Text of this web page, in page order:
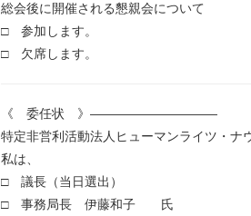
総会後に開催される懇親会について
□ 参加します。
□ 欠席します。
《 委任状 》——————————
特定非営利活動法人ヒューマンライツ・
私は、
□ 議長（当日選出）
□ 事務局長 伊藤和子 氏